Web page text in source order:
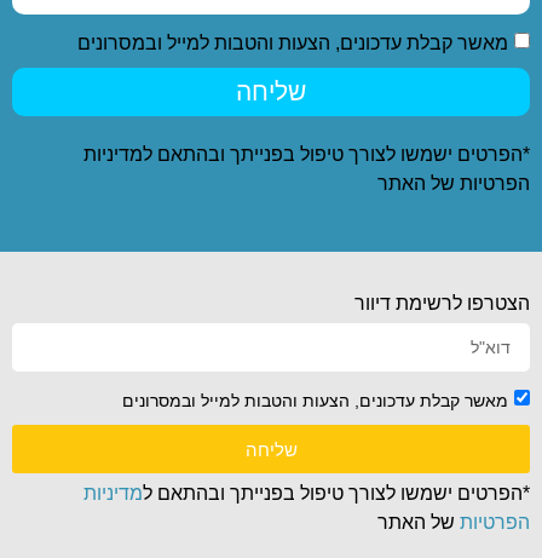
מאשר קבלת עדכונים, הצעות והטבות למייל ובמסרונים
שליחה
*הפרטים ישמשו לצורך טיפול בפנייתך ובהתאם למדיניות
הפרטיות של האתר
הצטרפו לרשימת דיוור
מאשר קבלת עדכונים, הצעות והטבות למייל ובמסרונים
שליחה
*הפרטים ישמשו לצורך טיפול בפנייתך ובהתאם למדיניות
הפרטיות של האתר